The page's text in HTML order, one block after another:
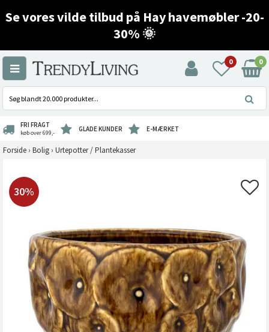
Se vores vilde tilbud på Hay havemøbler -20-
30% 🌞
0 0
FRI FRAGT
køb over 699,- GLADE KUNDER E-MÆRKET
Forside › Bolig › Urtepotter / Plantekasser
30%